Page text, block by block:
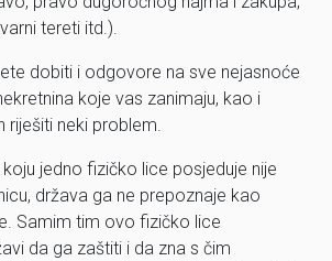
tereti itd.).
dobiti i odgovore na sve nejasnoće
koje vas zanimaju, kao i
riješiti neki problem.
jedno fizičko lice posjeduje nije
država ga ne prepoznaje kao
Samim tim ovo fizičko lice
da ga zaštiti i da zna s čim